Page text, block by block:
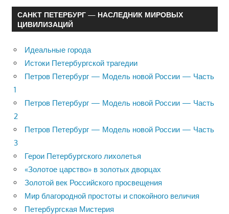
САНКТ ПЕТЕРБУРГ — НАСЛЕДНИК МИРОВЫХ
ЦИВИЛИЗАЦИЙ
Идеальные города
Истоки Петербургской трагедии
Петров Петербург — Модель новой России — Часть
1
Петров Петербург — Модель новой России — Часть
2
Петров Петербург — Модель новой России — Часть
3
Герои Петербургского лихолетья
«Золотое царство» в золотых дворцах
Золотой век Российского просвещения
Мир благородной простоты и спокойного величия
Петербургская Мистерия